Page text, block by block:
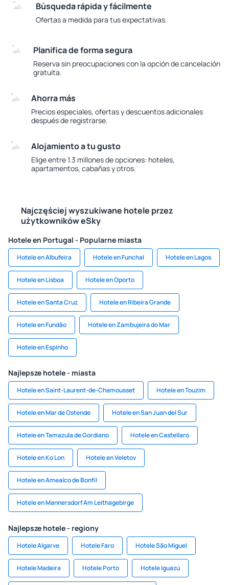
Búsqueda rápida y fácilmente
Ofertas a medida para tus expectativas.
Planifica de forma segura
Reserva sin preocupaciones con la opción de cancelación
gratuita.
Ahorra más
Precios especiales, ofertas y descuentos adicionales
después de registrarse.
Alojamiento a tu gusto
Elige entre 1.3 millones de opciones: hoteles,
apartamentos, cabañas y otros.
Najczęściej wyszukiwane hotele przez
użytkowników eSky
Hotele en Portugal - Popularne miasta
Hotele en Albufeira Hotele en Funchal Hotele en Lagos
Hotele en Lisboa Hotele en Oporto
Hotele en Santa Cruz Hotele en Ribeira Grande
Hotele en Fundăo Hotele en Zambujeira do Mar
Hotele en Espinho
Najlepsze hotele - miasta
Hotele en Saint-Laurent-de-Chamousset Hotele en Touzim
Hotele en Mar de Ostende Hotele en San Juan del Sur
Hotele en Tamazula de Gordiano Hotele en Castellaro
Hotele en Ko Lon Hotele en Veletov
Hotele en Amealco de Bonfil
Hotele en Mannersdorf Am Leithagebirge
Najlepsze hotele - regiony
Hotele Algarve Hotele Faro Hotele São Miguel
Hotele Madeira Hotele Porto Hotele Iguazú